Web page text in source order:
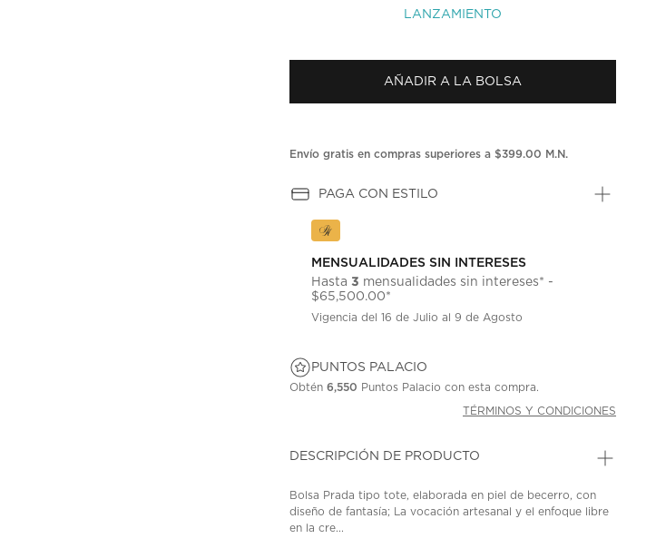
LANZAMIENTO
AÑADIR A LA BOLSA
Envío gratis en compras superiores a $399.00 M.N.
PAGA CON ESTILO
MENSUALIDADES SIN INTERESES
Hasta3 mensualidades sin intereses* -
$65,500.00*
Vigencia del 16 de Julio al 9 de Agosto
PUNTOS PALACIO
Obtén6,550 Puntos Palacio con esta compra.
TÉRMINOS Y CONDICIONES
DESCRIPCIÓN DE PRODUCTO
Bolsa Prada tipo tote, elaborada en piel de becerro, con
diseño de fantasía; La vocación artesanal y el enfoque libre
en la cre...